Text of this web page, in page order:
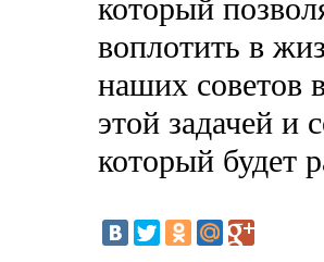
который
воплотить в
наших советов
этой задачей и
который будет